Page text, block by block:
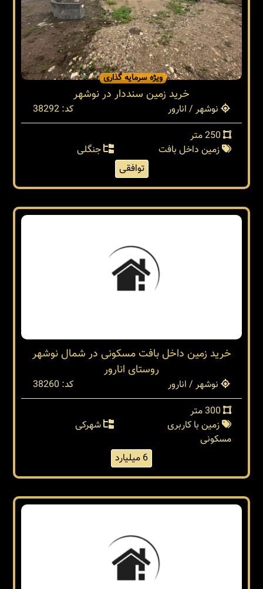
ویژه سرمایه گذاری
خريد زمين سنددار در نوشهر
نوشهر / انارور
کد: 38292
زمین داخل بافت
جنگلی
توافقی
خرید زمین داخل بافت مسکونی در شمال نوشهر
نوشهر / انارور
مسکونی
6 میلیارد